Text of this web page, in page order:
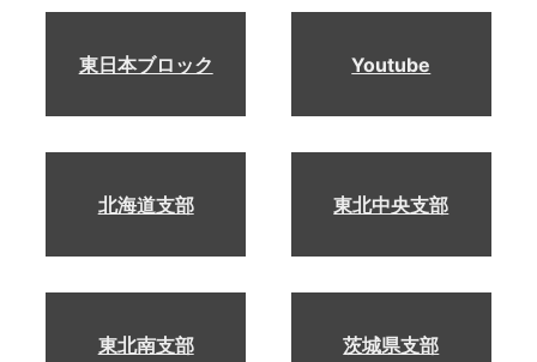
東日本ブロック Youtube
北海道支部 東北中央支部
東北南支部 茨城県支部